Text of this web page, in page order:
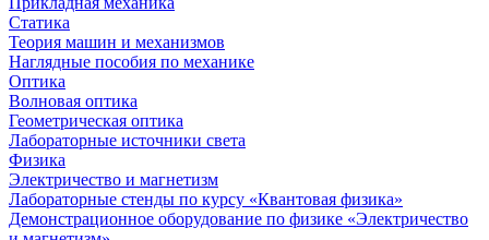
Статика
Теория машин и механизмов
Наглядные пособия по механике
Оптика
Волновая оптика
Геометрическая оптика
Лабораторные источники света
Физика
Электричество и магнетизм
Лабораторные стенды по курсу «Квантовая физика»
Демонстрационное оборудование по физике «Электричество